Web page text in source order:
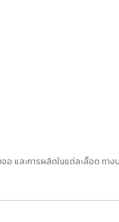
อ และการผลิตในแต่ละล็อต ท